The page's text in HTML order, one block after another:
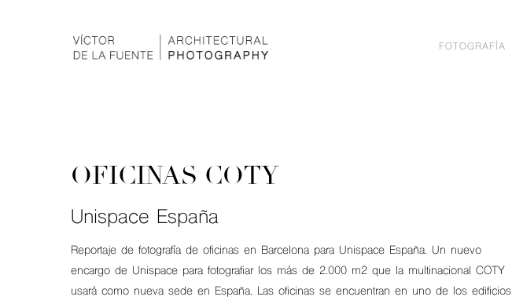
FOTOGRAFÍA
OFICINAS COTY
Unispace España
Reportaje de fotografía de oficinas en Barcelona para Unispace España. Un nuevo
encargo de Unispace para fotografiar los más de 2.000 m2 que la multinacional COTY
usará como nueva sede en España. Las oficinas se encuentran en uno de los edificios